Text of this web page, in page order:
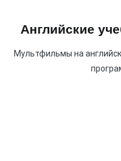
содержимому
Английские
Мультфильмы на